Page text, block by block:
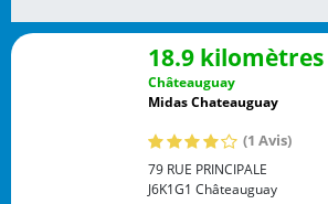
18.9 kilomètres
Châteauguay
Midas Chateauguay
(1 Avis)
79 RUE PRINCIPALE
J6K1G1 Châteauguay